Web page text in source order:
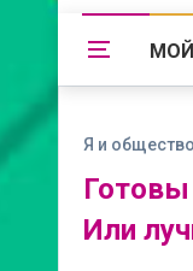
Я и общество
Или